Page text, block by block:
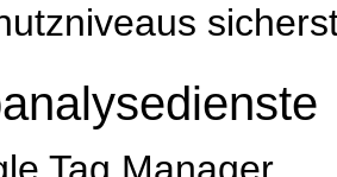
Tag Manager